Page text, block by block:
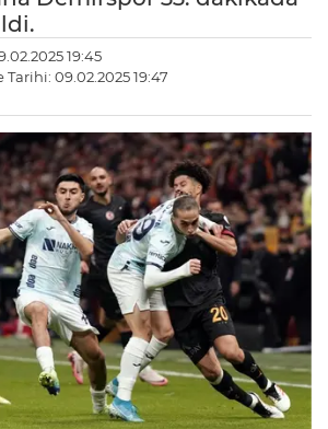
19:45
09.02.2025 19:47